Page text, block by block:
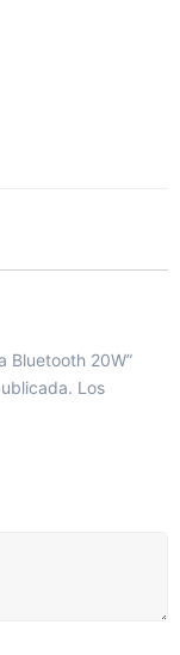
Bluetooth 20W”
Los